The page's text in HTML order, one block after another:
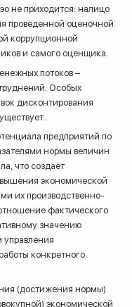
не приходится: налицо
проведенной оценочной
коррупционной
и самого оценщика.
потоков –
Особых
дисконтирования
предприятий по
нормы величин
что создаёт
экономической
их производственно-
фактического
значению
управления
конкретного
(достижения нормы)
экономической